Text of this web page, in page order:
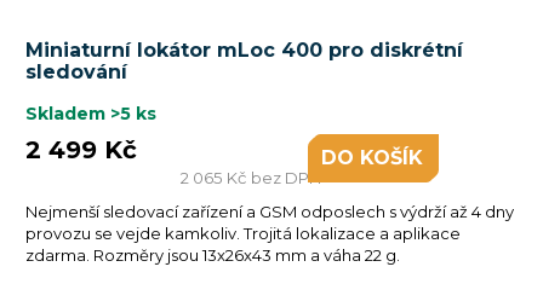
Miniaturní lokátor mLoc 400 pro diskrétní
sledování
hodnocení
je
5,0
hvězdiček.
Skladem >5 ks
2 065 Kč bez DPH
2 499 Kč DO KOŠÍKU
Nejmenší sledovací zařízení a GSM odposlech s výdrží až 4 dny
provozu se vejde kamkoliv. Trojitá lokalizace a aplikace
zdarma. Rozměry jsou 13x26x43 mm a váha 22 g.